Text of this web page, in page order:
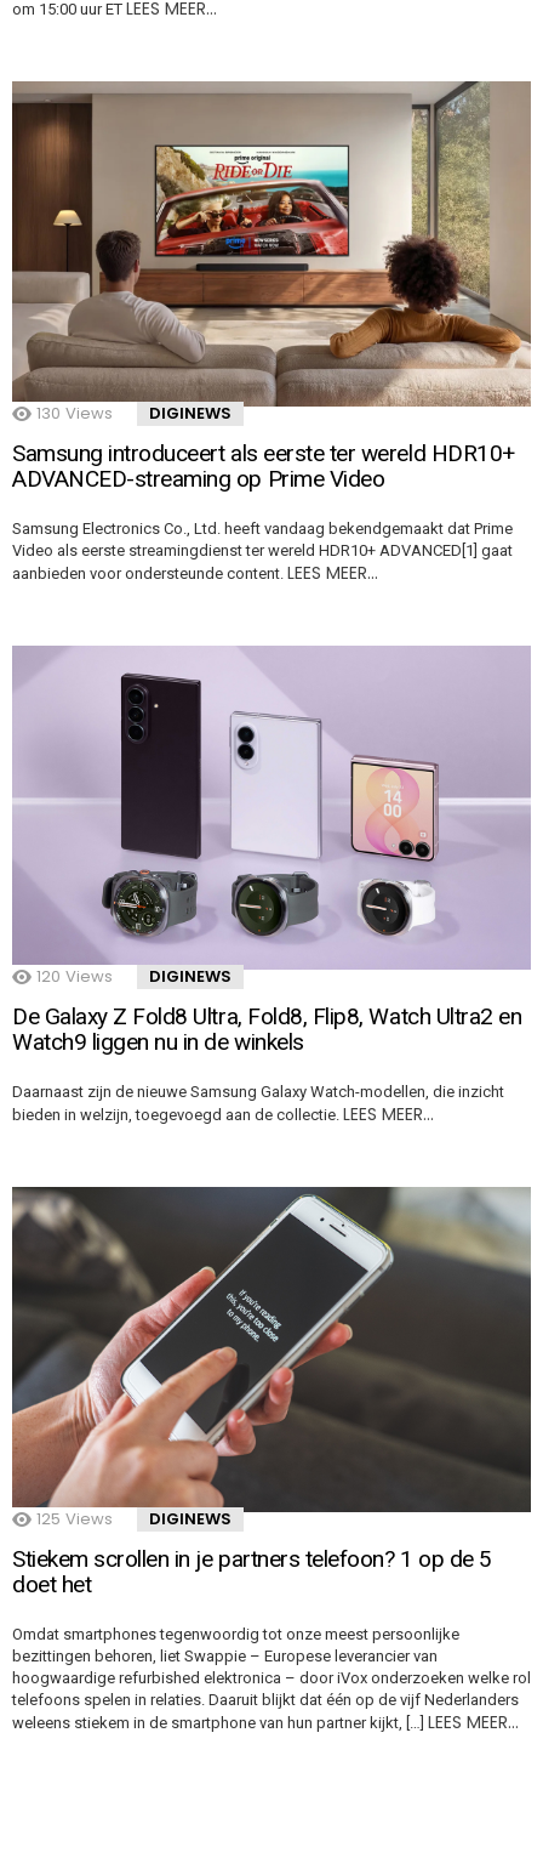
om 15:00 uur ET LEES MEER…
130 Views DIGINEWS
Samsung introduceert als eerste ter wereld HDR10+
ADVANCED-streaming op Prime Video
Samsung Electronics Co., Ltd. heeft vandaag bekendgemaakt dat Prime
Video als eerste streamingdienst ter wereld HDR10+ ADVANCED[1] gaat
aanbieden voor ondersteunde content. LEES MEER…
120 Views DIGINEWS
De Galaxy Z Fold8 Ultra, Fold8, Flip8, Watch Ultra2 en
Watch9 liggen nu in de winkels
Daarnaast zijn de nieuwe Samsung Galaxy Watch-modellen, die inzicht
bieden in welzijn, toegevoegd aan de collectie. LEES MEER…
125 Views DIGINEWS
Stiekem scrollen in je partners telefoon? 1 op de 5
doet het
Omdat smartphones tegenwoordig tot onze meest persoonlijke
bezittingen behoren, liet Swappie – Europese leverancier van
hoogwaardige refurbished elektronica – door iVox onderzoeken welke rol
telefoons spelen in relaties. Daaruit blijkt dat één op de vijf Nederlanders
weleens stiekem in de smartphone van hun partner kijkt, […] LEES MEER…